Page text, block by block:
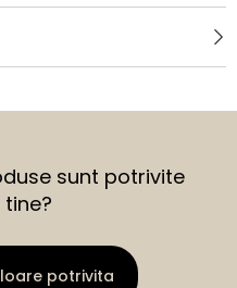
sunt potrivite
potrivita